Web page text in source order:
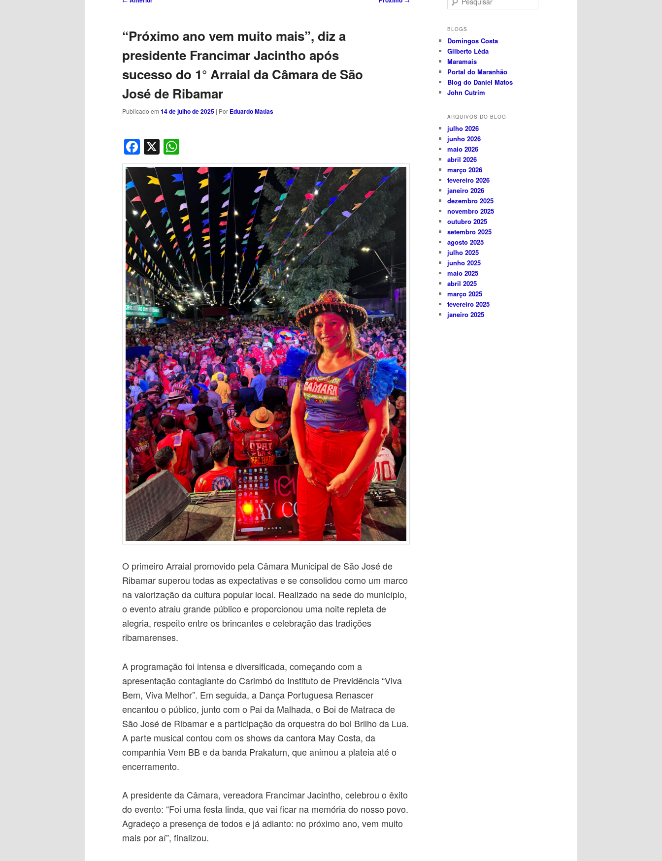
“Próximo ano vem muito mais”, diz a
presidente Francimar Jacintho após
sucesso do 1° Arraial da Câmara de São
José de Ribamar
Publicado em 14 de julho de 2025 | Por Eduardo Matias
Facebook
X
O primeiro Arraial promovido pela Câmara Municipal de São José de
Ribamar superou todas as expectativas e se consolidou como um marco
na valorização da cultura popular local. Realizado na sede do município,
o evento atraiu grande público e proporcionou uma noite repleta de
alegria, respeito entre os brincantes e celebração das tradições
ribamarenses.
A programação foi intensa e diversificada, começando com a
apresentação contagiante do Carimbó do Instituto de Previdência “Viva
Bem, Viva Melhor”. Em seguida, a Dança Portuguesa Renascer
encantou o público, junto com o Pai da Malhada, o Boi de Matraca de
São José de Ribamar e a participação da orquestra do boi Brilho da Lua.
A parte musical contou com os shows da cantora May Costa, da
companhia Vem BB e da banda Prakatum, que animou a plateia até o
encerramento.
A presidente da Câmara, vereadora Francimar Jacintho, celebrou o êxito
do evento: “Foi uma festa linda, que vai ficar na memória do nosso povo.
Agradeço a presença de todos e já adianto: no próximo ano, vem muito
mais por aí”, finalizou.
e
q
i
s
a
r
BLOGS
Domingos Costa
Gilberto Léda
Maramais
Portal do Maranhão
Blog do Daniel Matos
John Cutrim
ARQUIVOS DO BLOG
julho 2026
junho 2026
maio 2026
abril 2026
março 2026
fevereiro 2026
janeiro 2026
dezembro 2025
novembro 2025
outubro 2025
setembro 2025
agosto 2025
julho 2025
junho 2025
maio 2025
abril 2025
março 2025
fevereiro 2025
janeiro 2025